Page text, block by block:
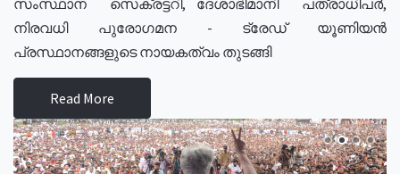
നിരവധി പുരോഗമന - ട്രേഡ് യൂണിയൻ
പ്രസ്ഥാനങ്ങളുടെ നായകത്വം തുടങ്ങി
Read More